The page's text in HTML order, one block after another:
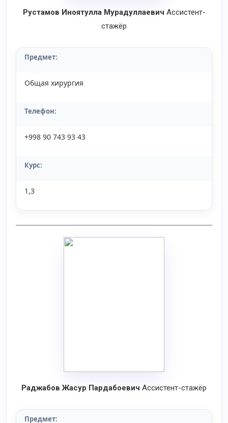
Рустамов Иноятулла Мурадуллаевич Ассистент-
стажёр
Предмет:
Общая хирургия
Телефон:
+998 90 743 93 43
Курс:
1,3
Раджабов Жасур Пардабоевич Ассистент-стажёр
Предмет: